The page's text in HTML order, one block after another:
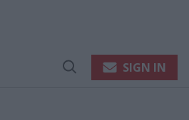
Open
SIGN IN